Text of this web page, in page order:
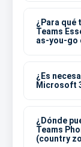
¿Para qué
Teams
as-you-go
¿Es
Microsoft
¿Dónde
Teams
(country